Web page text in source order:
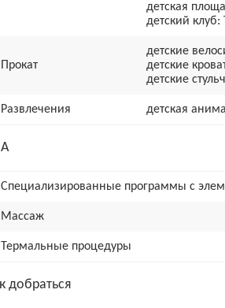
детская
детский
Прокат
детские
детские
детские
Развлечения детская
Cпециализированные программы с
Массаж
Термальные процедуры
добраться